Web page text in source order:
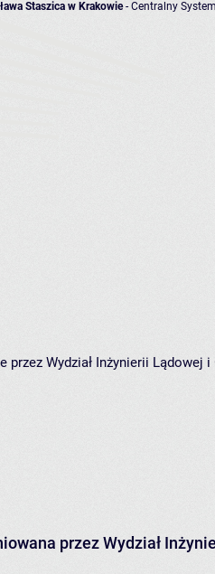
Staszica w Krakowie- Centralny
przez Wydział Inżynierii Lądowej
przez Wydział